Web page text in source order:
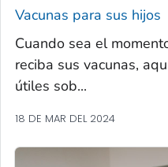
Vacunas para sus hijos
Cuando sea el
reciba sus vacunas,
útiles sob...
18 DE MAR DEL 2024